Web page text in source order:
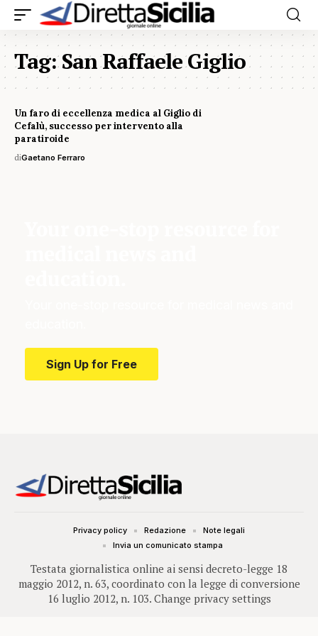
Tag:San Raffaele Giglio
Un faro di eccellenza medica al Giglio di
Cefalù, successo per intervento alla
paratiroide
diGaetano Ferraro
Sign Up for Free
Testata giornalistica online ai sensi decreto-legge 18
maggio 2012, n. 63, coordinato con la legge di conversione
16 luglio 2012, n. 103. Change privacy settings
Privacy policy Redazione
Note legali
Invia un comunicato stampa